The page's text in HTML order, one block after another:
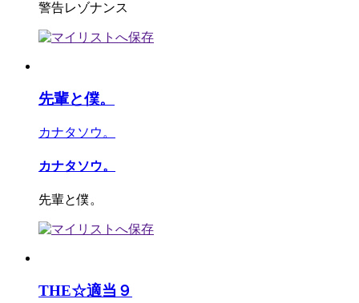
警告レゾナンス
先輩と僕。
カナタソウ。
カナタソウ。
先輩と僕。
THE☆適当９